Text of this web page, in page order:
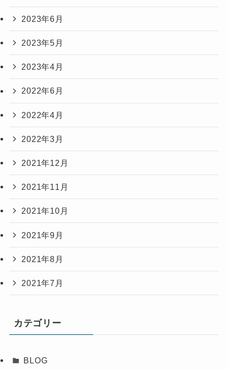
2023年6月
2023年5月
2023年4月
2022年6月
2022年4月
2022年3月
2021年12月
2021年11月
2021年10月
2021年9月
2021年8月
2021年7月
カテゴリー
BLOG